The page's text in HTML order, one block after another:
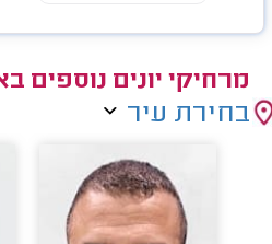
מרחיקי יונים נוספים
בחירת עיר